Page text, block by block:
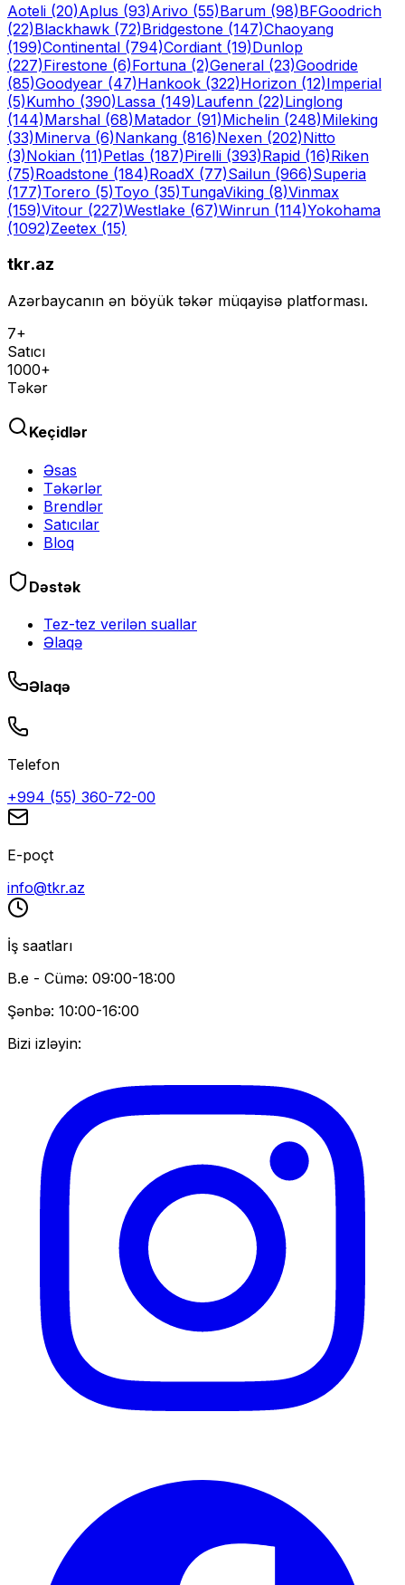
Aoteli (20)Aplus (93)Arivo (55)Barum (98)BFGoodrich
(22)Blackhawk (72)Bridgestone (147)Chaoyang
(199)Continental (794)Cordiant (19)Dunlop
(227)Firestone (6)Fortuna (2)General (23)Goodride
(85)Goodyear (47)Hankook (322)Horizon (12)Imperial
(5)Kumho (390)Lassa (149)Laufenn (22)Linglong
(144)Marshal (68)Matador (91)Michelin (248)Mileking
(33)Minerva (6)Nankang (816)Nexen (202)Nitto
(3)Nokian (11)Petlas (187)Pirelli (393)Rapid (16)Riken
(75)Roadstone (184)RoadX (77)Sailun (966)Superia
(177)Torero (5)Toyo (35)TungaViking (8)Vinmax
(159)Vitour (227)Westlake (67)Winrun (114)Yokohama
(1092)Zeetex (15)
tkr.az
Azərbaycanın ən böyük təkər müqayisə platforması.
7+
Satıcı
1000+
Təkər
Keçidlər
Əsas
Təkərlər
Brendlər
Satıcılar
Bloq
Dəstək
Tez-tez verilən suallar
Əlaqə
Əlaqə
Telefon
+994 (55) 360-72-00
E-poçt
info@tkr.az
İş saatları
B.e - Cümə: 09:00-18:00
Şənbə: 10:00-16:00
Bizi izləyin: